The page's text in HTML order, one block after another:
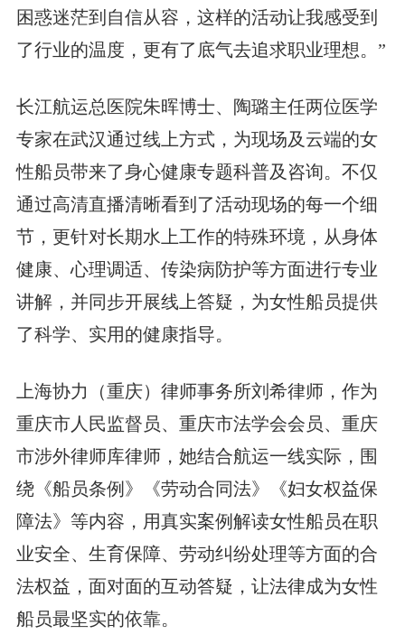
困惑迷茫到自信从容，这样的活动让我感受到
了行业的温度，更有了底气去追求职业理想。”
长江航运总医院朱晖博士、陶璐主任两位医学
专家在武汉通过线上方式，为现场及云端的女
性船员带来了身心健康专题科普及咨询。不仅
通过高清直播清晰看到了活动现场的每一个细
节，更针对长期水上工作的特殊环境，从身体
健康、心理调适、传染病防护等方面进行专业
讲解，并同步开展线上答疑，为女性船员提供
了科学、实用的健康指导。
上海协力（重庆）律师事务所刘希律师，作为
重庆市人民监督员、重庆市法学会会员、重庆
市涉外律师库律师，她结合航运一线实际，围
绕《船员条例》《劳动合同法》《妇女权益保
障法》等内容，用真实案例解读女性船员在职
业安全、生育保障、劳动纠纷处理等方面的合
法权益，面对面的互动答疑，让法律成为女性
船员最坚实的依靠。